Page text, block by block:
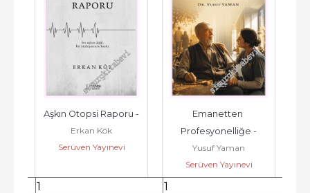
Aşkın Otopsi Raporu -
Erkan Kök
Serüven Yayınevi
Emanetten
Profesyonelliğe -
Yusuf Yaman
Serüven Yayınevi